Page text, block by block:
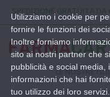
SPEDIZIONE GRATUITA DA
LE NOSTRE
Utilizziamo i cookie per
fornire le funzioni dei
Inoltre forniamo
sito ai nostri partner che
pubblicità e social
informazioni che hai
tuo utilizzo dei loro